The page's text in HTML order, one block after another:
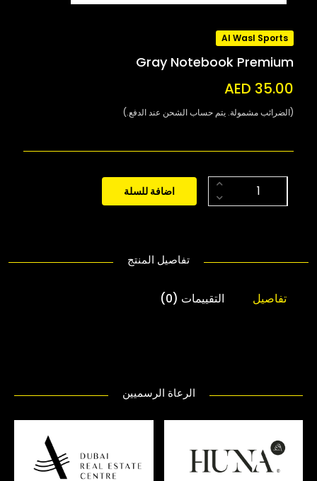
Al Wasl Sports
Gray Notebook Premium
AED 35.00
(الضرائب مشمولة. يتم حساب الشحن عند الدفع.)
اضافة للسلة
تفاصيل المنتج
تفاصيل التقييمات (0)
الرعاة الرسميين